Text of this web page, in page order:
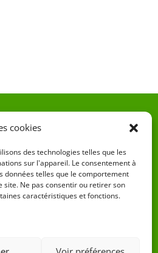
cookies
des technologies telles que les
sur l'appareil. Le consentement à
données telles que le comportement
site. Ne pas consentir ou retirer son
caractéristiques et fonctions.